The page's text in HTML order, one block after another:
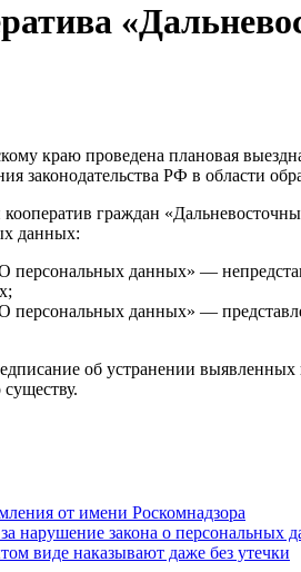
краю проведена плановая
законодательства РФ в области
граждан
данных:
персональных данных» —
персональных данных» —
об устранении
от имени Роскомнадзора
нарушение закона о персональных
виде наказывают даже без утечки